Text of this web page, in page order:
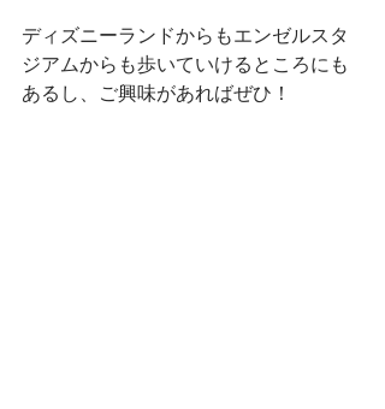
ディズニーランドからもエンゼルスタ
ジアムからも歩いていけるところにも
あるし、ご興味があればぜひ！